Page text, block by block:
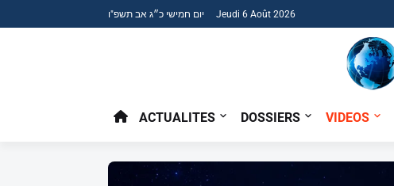
יום חמישי כ״ג אב תשפ"ו Jeudi 6 Août 2026
ACTUALITES DOSSIERS VIDEOS